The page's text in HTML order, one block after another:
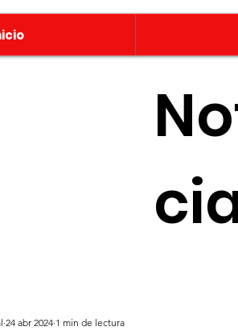
24 abr 2024 1 min de lectura